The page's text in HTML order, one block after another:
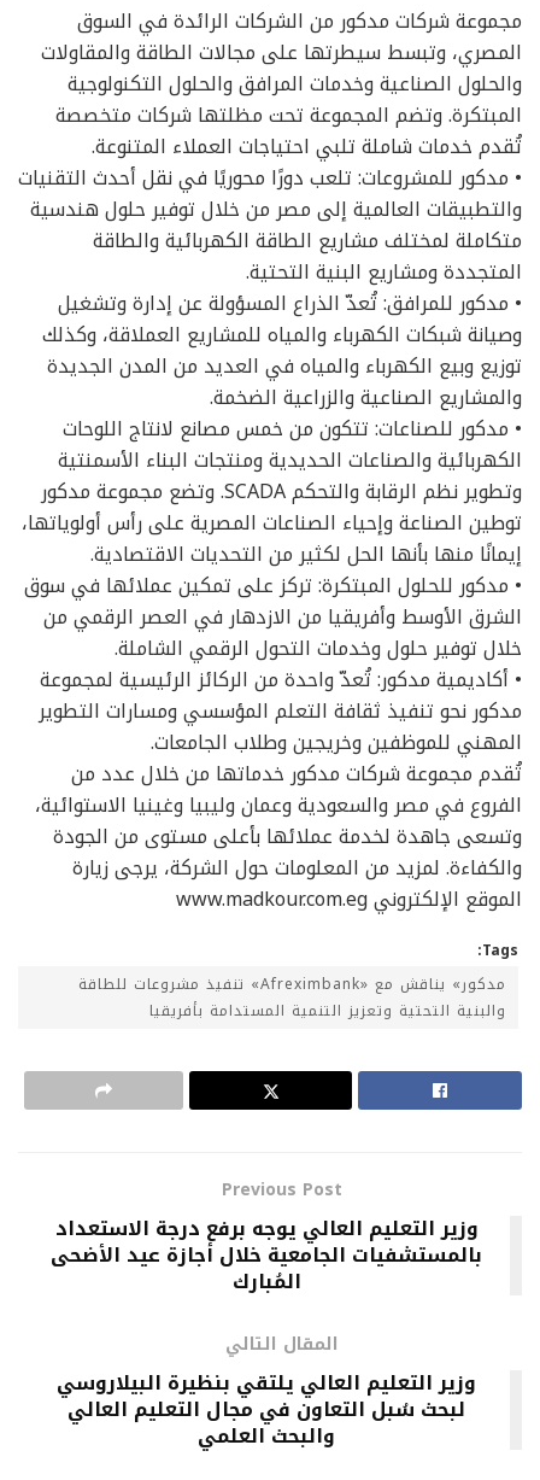
مجموعة شركات مدكور من الشركات الرائدة في السوق
المصري، وتبسط سيطرتها على مجالات الطاقة والمقاولات
والحلول الصناعية وخدمات المرافق والحلول التكنولوجية
المبتكرة. وتضم المجموعة تحت مظلتها شركات متخصصة
تُقدم خدمات شاملة تلبي احتياجات العملاء المتنوعة.
• مدكور للمشروعات: تلعب دورًا محوريًا في نقل أحدث التقنيات
والتطبيقات العالمية إلى مصر من خلال توفير حلول هندسية
متكاملة لمختلف مشاريع الطاقة الكهربائية والطاقة
المتجددة ومشاريع البنية التحتية.
• مدكور للمرافق: تُعدّ الذراع المسؤولة عن إدارة وتشغيل
وصيانة شبكات الكهرباء والمياه للمشاريع العملاقة، وكذلك
توزيع وبيع الكهرباء والمياه في العديد من المدن الجديدة
والمشاريع الصناعية والزراعية الضخمة.
• مدكور للصناعات: تتكون من خمس مصانع لانتاج اللوحات
الكهربائية والصناعات الحديدية ومنتجات البناء الأسمنتية
وتطوير نظم الرقابة والتحكم SCADA. وتضع مجموعة مدكور
توطين الصناعة وإحياء الصناعات المصرية على رأس أولوياتها،
إيمانًا منها بأنها الحل لكثير من التحديات الاقتصادية.
• مدكور للحلول المبتكرة: تركز على تمكين عملائها في سوق
الشرق الأوسط وأفريقيا من الازدهار في العصر الرقمي من
خلال توفير حلول وخدمات التحول الرقمي الشاملة.
• أكاديمية مدكور: تُعدّ واحدة من الركائز الرئيسية لمجموعة
مدكور نحو تنفيذ ثقافة التعلم المؤسسي ومسارات التطوير
المهني للموظفين وخريجين وطلاب الجامعات.
تُقدم مجموعة شركات مدكور خدماتها من خلال عدد من
الفروع في مصر والسعودية وعمان وليبيا وغينيا الاستوائية،
وتسعى جاهدة لخدمة عملائها بأعلى مستوى من الجودة
والكفاءة. لمزيد من المعلومات حول الشركة، يرجى زيارة
الموقع الإلكتروني www.madkour.com.eg
Tags:
مدكور» يناقش مع «Afreximbank» تنفيذ مشروعات للطاقة
والبنية التحتية وتعزيز التنمية المستدامة بأفريقيا
Previous Post
وزير التعليم العالي يوجه برفع درجة الاستعداد
بالمستشفيات الجامعية خلال أجازة عيد الأضحى
المُبارك
المقال التالي
وزير التعليم العالي يلتقي بنظيرة البيلاروسي
لبحث سُبل التعاون في مجال التعليم العالي
والبحث العلمي